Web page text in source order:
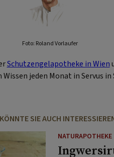
Foto: Roland Vorlaufer
Schutzengelapotheke in Wien
jeden Monat in Servus in
SIE AUCH
NATURAPOTHEKE